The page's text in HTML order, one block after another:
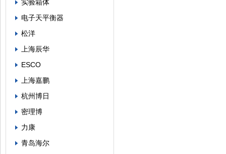
实验箱体
电子天平衡器
松洋
上海辰华
ESCO
上海嘉鹏
杭州博日
密理博
力康
青岛海尔